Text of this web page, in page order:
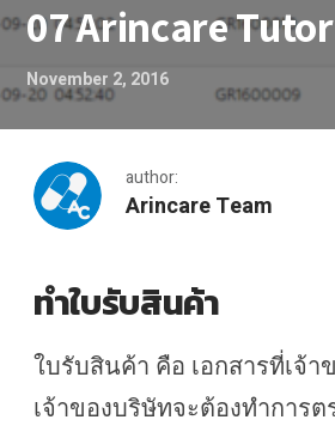
07 Arincare
November 2, 2016
author:
Arincare Team
07 Arincare Tutorial
ทำใบรับสินค้า
ใบรับสินค้า คือ เอกสารที่เจ้
เจ้าของบริษัทจะต้องทำการ